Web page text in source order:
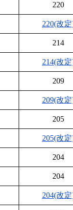
220
220(改
214
214(改
209
209(改
205
205(改
204
204
204(改